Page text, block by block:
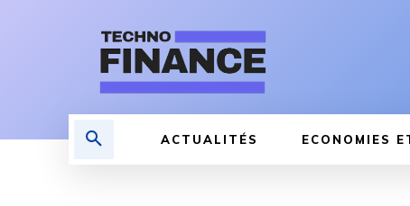
ACTUALITÉS ECONOMIES